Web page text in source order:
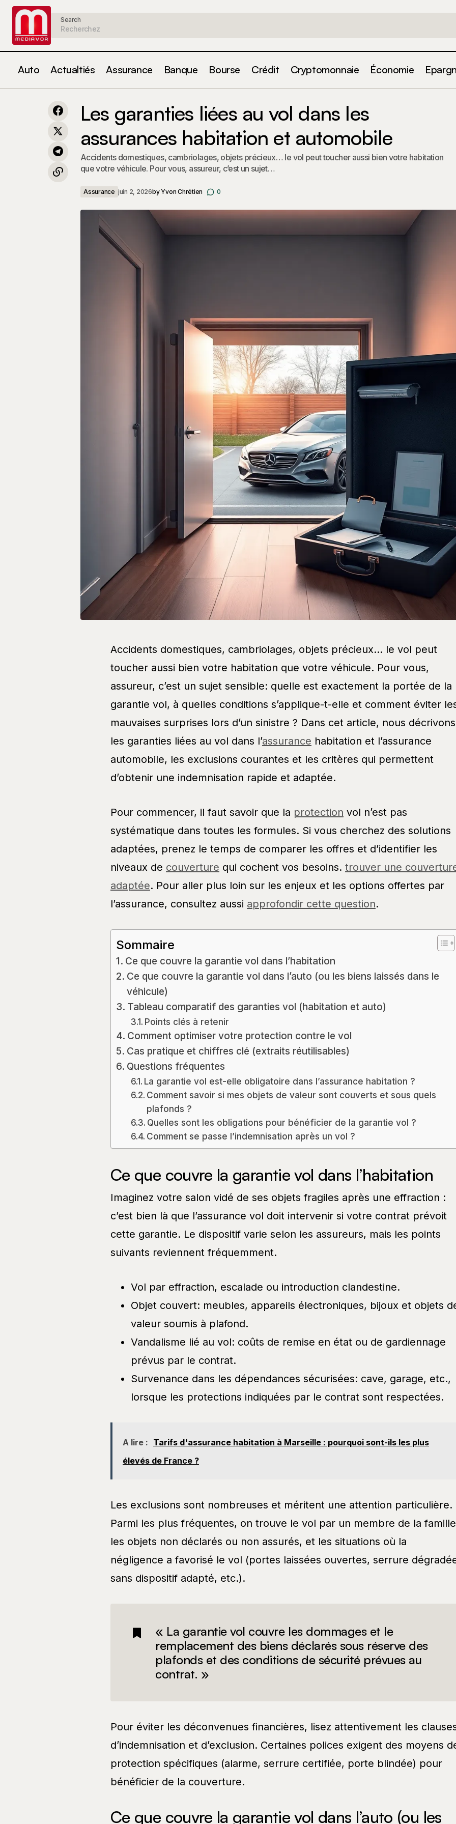
Search
Auto Actualtiés Assurance Banque Bourse Crédit Cryptomonnaie Économie
en compte les dépendances
énergétiques d’un logement
Les garanties liées au vol dans les assurances habitation
Les garanties liées au vol dans les
assurances habitation et automobile
Accidents domestiques, cambriolages, objets précieux… le vol peut toucher aussi bien votre habitation
que votre véhicule. Pour vous, assureur, c’est un sujet…
Assurance juin 2, 2026byYvon Chrétien 0
Accidents domestiques, cambriolages, objets précieux… le vol peut
toucher aussi bien votre habitation que votre véhicule. Pour vous,
assureur, c’est un sujet sensible: quelle est exactement la portée de la
garantie vol, à quelles conditions s’applique-t-elle et comment éviter
mauvaises surprises lors d’un sinistre ? Dans cet article, nous décrivons
les garanties liées au vol dans l’assurance habitation et l’assurance
automobile, les exclusions courantes et les critères qui permettent
d’obtenir une indemnisation rapide et adaptée.
Pour commencer, il faut savoir que la protection vol n’est pas
systématique dans toutes les formules. Si vous cherchez des solutions
adaptées, prenez le temps de comparer les offres et d’identifier les
niveaux de couverture qui cochent vos besoins. trouver une
adaptée. Pour aller plus loin sur les enjeux et les options offertes par
l’assurance, consultez aussi approfondir cette question.
Sommaire
Ce que couvre la garantie vol dans l’habitation
Ce que couvre la garantie vol dans l’auto (ou les biens laissés dans le
véhicule)
Tableau comparatif des garanties vol (habitation et auto)
Points clés à retenir
Comment optimiser votre protection contre le vol
Cas pratique et chiffres clé (extraits réutilisables)
Questions fréquentes
La garantie vol est-elle obligatoire dans l’assurance habitation ?
Comment savoir si mes objets de valeur sont couverts et sous quels
plafonds ?
Quelles sont les obligations pour bénéficier de la garantie vol ?
Comment se passe l’indemnisation après un vol ?
Ce que couvre la garantie vol dans l’habitation
Imaginez votre salon vidé de ses objets fragiles après une effraction :
c’est bien là que l’assurance vol doit intervenir si votre contrat prévoit
cette garantie. Le dispositif varie selon les assureurs, mais les points
suivants reviennent fréquemment.
Vol par effraction, escalade ou introduction clandestine.
Objet couvert: meubles, appareils électroniques, bijoux et objets
valeur soumis à plafond.
Vandalisme lié au vol: coûts de remise en état ou de gardiennage
prévus par le contrat.
Survenance dans les dépendances sécurisées: cave, garage, etc.,
lorsque les protections indiquées par le contrat sont respectées.
A lire : Tarifs d'assurance habitation à Marseille : pourquoi sont-ils les plus
élevés de France ?
Les exclusions sont nombreuses et méritent une attention particulière.
Parmi les plus fréquentes, on trouve le vol par un membre de la
les objets non déclarés ou non assurés, et les situations où la
négligence a favorisé le vol (portes laissées ouvertes, serrure
sans dispositif adapté, etc.).
« La garantie vol couvre les dommages et le
remplacement des biens déclarés sous réserve des
plafonds et des conditions de sécurité prévues au
contrat. »
Pour éviter les déconvenues financières, lisez attentivement les
d’indemnisation et d’exclusion. Certaines polices exigent des moyens
protection spécifiques (alarme, serrure certifiée, porte blindée) pour
bénéficier de la couverture.
Ce que couvre la garantie vol dans l’auto (ou les